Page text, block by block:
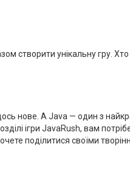
створити унікальну гру.
нове. А Java — один з
ігри JavaRush, вам
поділитися своїми